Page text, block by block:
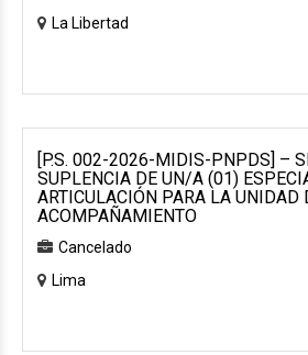
La Libertad
[P.S. 002-2026-MIDIS-PNPDS] –
SUPLENCIA DE UN/A (01)
ARTICULACIÓN PARA LA UNIDAD
ACOMPAÑAMIENTO
Cancelado
Lima